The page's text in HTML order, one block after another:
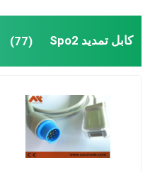
كابل IBP
محول IBP
مسبار درجة الحرارة الطبية
كابل تمديد Spo2 (77)